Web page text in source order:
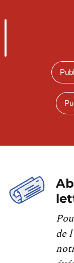
de